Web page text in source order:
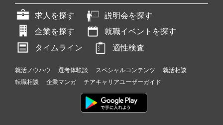
求人を探す
説明会を探す
企業を探す
就職イベントを探す
タイムライン
適性検査
就活ノウハウ 選考体験談 スペシャルコンテンツ
就活相談
転職相談
企業マンガ チアキャリアユーザーガイド